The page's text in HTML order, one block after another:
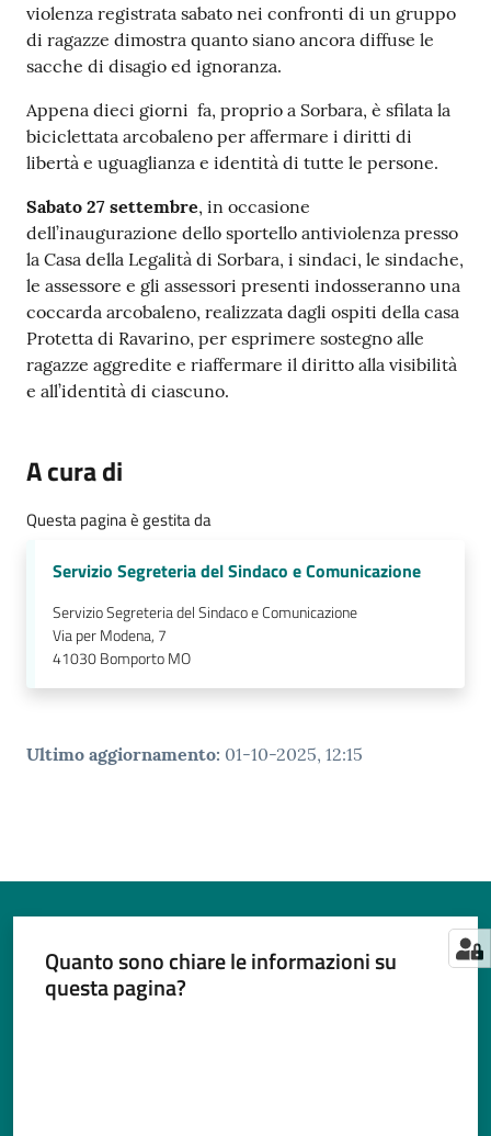
violenza registrata sabato nei confronti di un gruppo
di ragazze dimostra quanto siano ancora diffuse le
sacche di disagio ed ignoranza.
Appena dieci giorni fa, proprio a Sorbara, è sfilata la
biciclettata arcobaleno per affermare i diritti di
libertà e uguaglianza e identità di tutte le persone.
Sabato 27 settembre, in occasione
dell’inaugurazione dello sportello antiviolenza presso
la Casa della Legalità di Sorbara, i sindaci, le sindache,
le assessore e gli assessori presenti indosseranno una
coccarda arcobaleno, realizzata dagli ospiti della casa
Protetta di Ravarino, per esprimere sostegno alle
ragazze aggredite e riaffermare il diritto alla visibilità
e all’identità di ciascuno.
A cura di
Questa pagina è gestita da
Servizio Segreteria del Sindaco e Comunicazione
Servizio Segreteria del Sindaco e Comunicazione
Via per Modena, 7
41030Bomporto MO
Ultimo aggiornamento: 01-10-2025, 12:15
Quanto sono chiare le informazioni su
questa pagina?